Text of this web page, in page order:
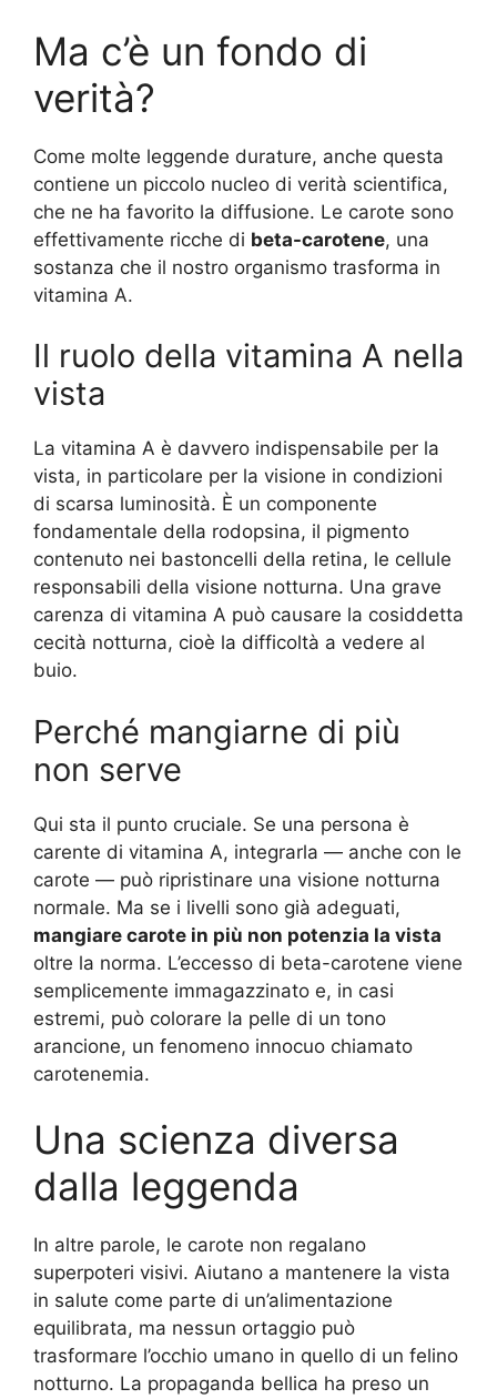
Ma c’è un fondo di
verità?
Come molte leggende durature, anche questa
contiene un piccolo nucleo di verità scientifica,
che ne ha favorito la diffusione. Le carote sono
effettivamente ricche di beta-carotene, una
sostanza che il nostro organismo trasforma in
vitamina A.
Il ruolo della vitamina A nella
vista
La vitamina A è davvero indispensabile per la
vista, in particolare per la visione in condizioni
di scarsa luminosità. È un componente
fondamentale della rodopsina, il pigmento
contenuto nei bastoncelli della retina, le cellule
responsabili della visione notturna. Una grave
carenza di vitamina A può causare la cosiddetta
cecità notturna, cioè la difficoltà a vedere al
buio.
Perché mangiarne di più
non serve
Qui sta il punto cruciale. Se una persona è
carente di vitamina A, integrarla — anche con le
carote — può ripristinare una visione notturna
normale. Ma se i livelli sono già adeguati,
mangiare carote in più non potenzia la vista
oltre la norma. L’eccesso di beta-carotene viene
semplicemente immagazzinato e, in casi
estremi, può colorare la pelle di un tono
arancione, un fenomeno innocuo chiamato
carotenemia.
Una scienza diversa
dalla leggenda
In altre parole, le carote non regalano
superpoteri visivi. Aiutano a mantenere la vista
in salute come parte di un’alimentazione
equilibrata, ma nessun ortaggio può
trasformare l’occhio umano in quello di un felino
notturno. La propaganda bellica ha preso un